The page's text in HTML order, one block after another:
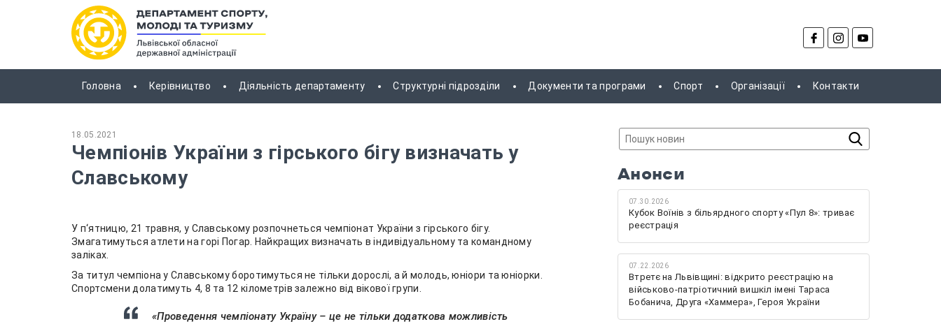
Головна Керівництво Діяльність департаменту Структурні підрозділи Документи та програми Спорт Організації Контакти
18.05.2021
Чемпіонів України з гірського бігу визначать у
Славському
У п‘ятницю, 21 травня, у Славському розпочнеться чемпіонат України з гірського бігу.
Змагатимуться атлети на горі Погар. Найкращих визначать в індивідуальному та командному
заліках.
За титул чемпіона у Славському боротимуться не тільки дорослі, а й молодь, юніори та юніорки.
Спортсмени долатимуть 4, 8 та 12 кілометрів залежно від вікової групи.
«Проведення чемпіонату Україну – це не тільки додаткова можливість
Анонси
07.30.2026
Кубок Воїнів з більярдного спорту «Пул 8»: триває
реєстрація
07.22.2026
Втретє на Львівщині: відкрито реєстрацію на
військово-патріотичний вишкіл імені Тараса
Бобанича, Друга «Хаммера», Героя України